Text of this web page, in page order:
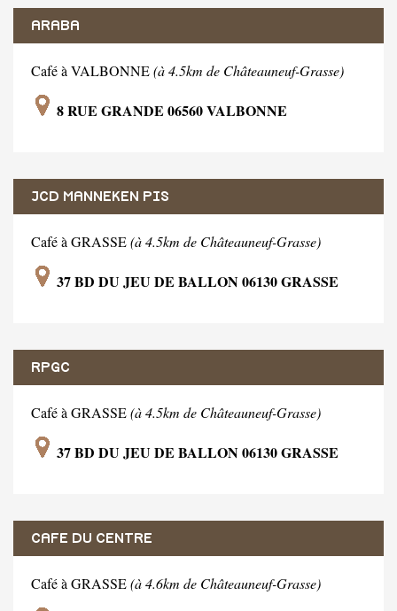
ARABA
Café à VALBONNE(à 4.5km de Châteauneuf-Grasse)
8 RUE GRANDE 06560 VALBONNE
JCD MANNEKEN PIS
Café à GRASSE(à 4.5km de Châteauneuf-Grasse)
37 BD DU JEU DE BALLON 06130 GRASSE
RPGC
Café à GRASSE(à 4.5km de Châteauneuf-Grasse)
37 BD DU JEU DE BALLON 06130 GRASSE
CAFE DU CENTRE
Café à GRASSE(à 4.6km de Châteauneuf-Grasse)